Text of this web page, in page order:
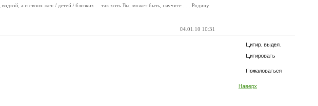
водкой, а и своих жен / детей / близких.... так хоть Вы, может быть, научите ..... Родину
04.01.10 10:31
Цитир. выдел.
Цитировать
Пожаловаться
Наверх